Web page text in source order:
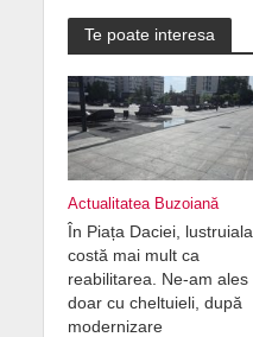
Te poate interesa
Actualitatea Buzoiană
În Piața Daciei, lustruiala
costă mai mult ca
reabilitarea. Ne-am ales
doar cu cheltuieli, după
modernizare